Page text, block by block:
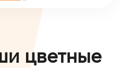
цветные